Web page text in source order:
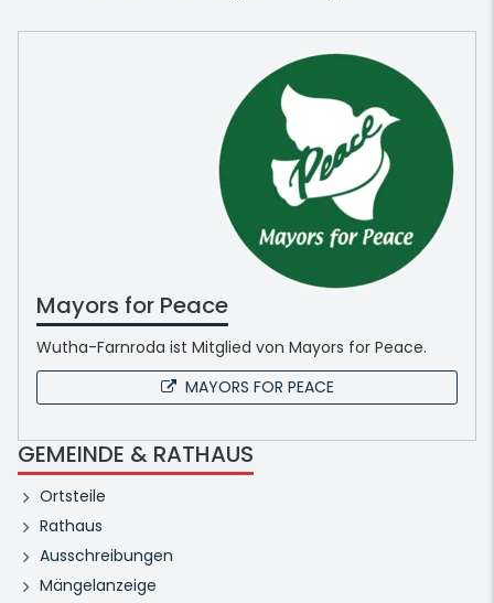
Mayors for Peace
Wutha-Farnroda ist Mitglied von Mayors for Peace.
MAYORS FOR PEACE
GEMEINDE & RATHAUS
Ortsteile
Rathaus
Ausschreibungen
Mängelanzeige